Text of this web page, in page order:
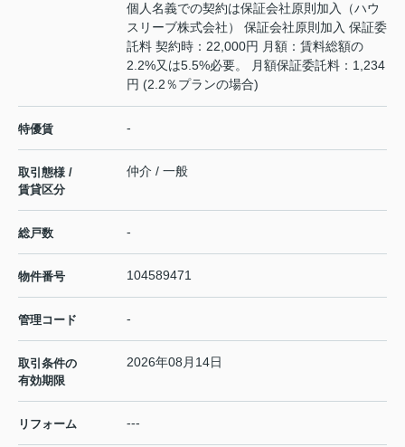
個人名義での契約は保証会社原則加入（ハウ
スリーブ株式会社） 保証会社原則加入 保証委
託料 契約時：22,000円 月額：賃料総額の
2.2%又は5.5%必要。 月額保証委託料：1,234
円 (2.2％プランの場合)
特優賃 -
取引態様 /
賃貸区分
仲介 / 一般
総戸数 -
物件番号 104589471
管理コード -
取引条件の
有効期限
2026年08月14日
リフォーム ---